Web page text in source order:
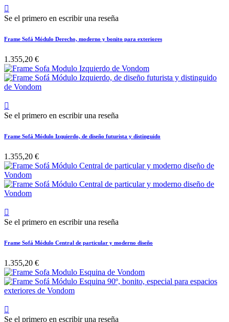

Se el primero en escribir una reseña
Frame Sofá Módulo Derecho, moderno y bonito para exteriores
1.355,20 €

Se el primero en escribir una reseña
Frame Sofá Módulo Izquierdo, de diseño futurista y distinguido
1.355,20 €

Se el primero en escribir una reseña
Frame Sofá Módulo Central de particular y moderno diseño
1.355,20 €

Se el primero en escribir una reseña